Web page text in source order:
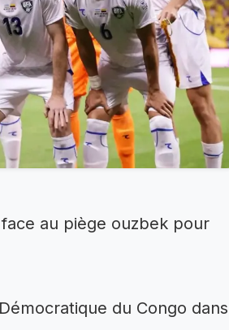
au piège ouzbek pour
du Congo dans